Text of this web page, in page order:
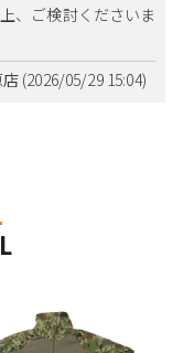
、ご検討くださいま
(2026/05/29 15:04)